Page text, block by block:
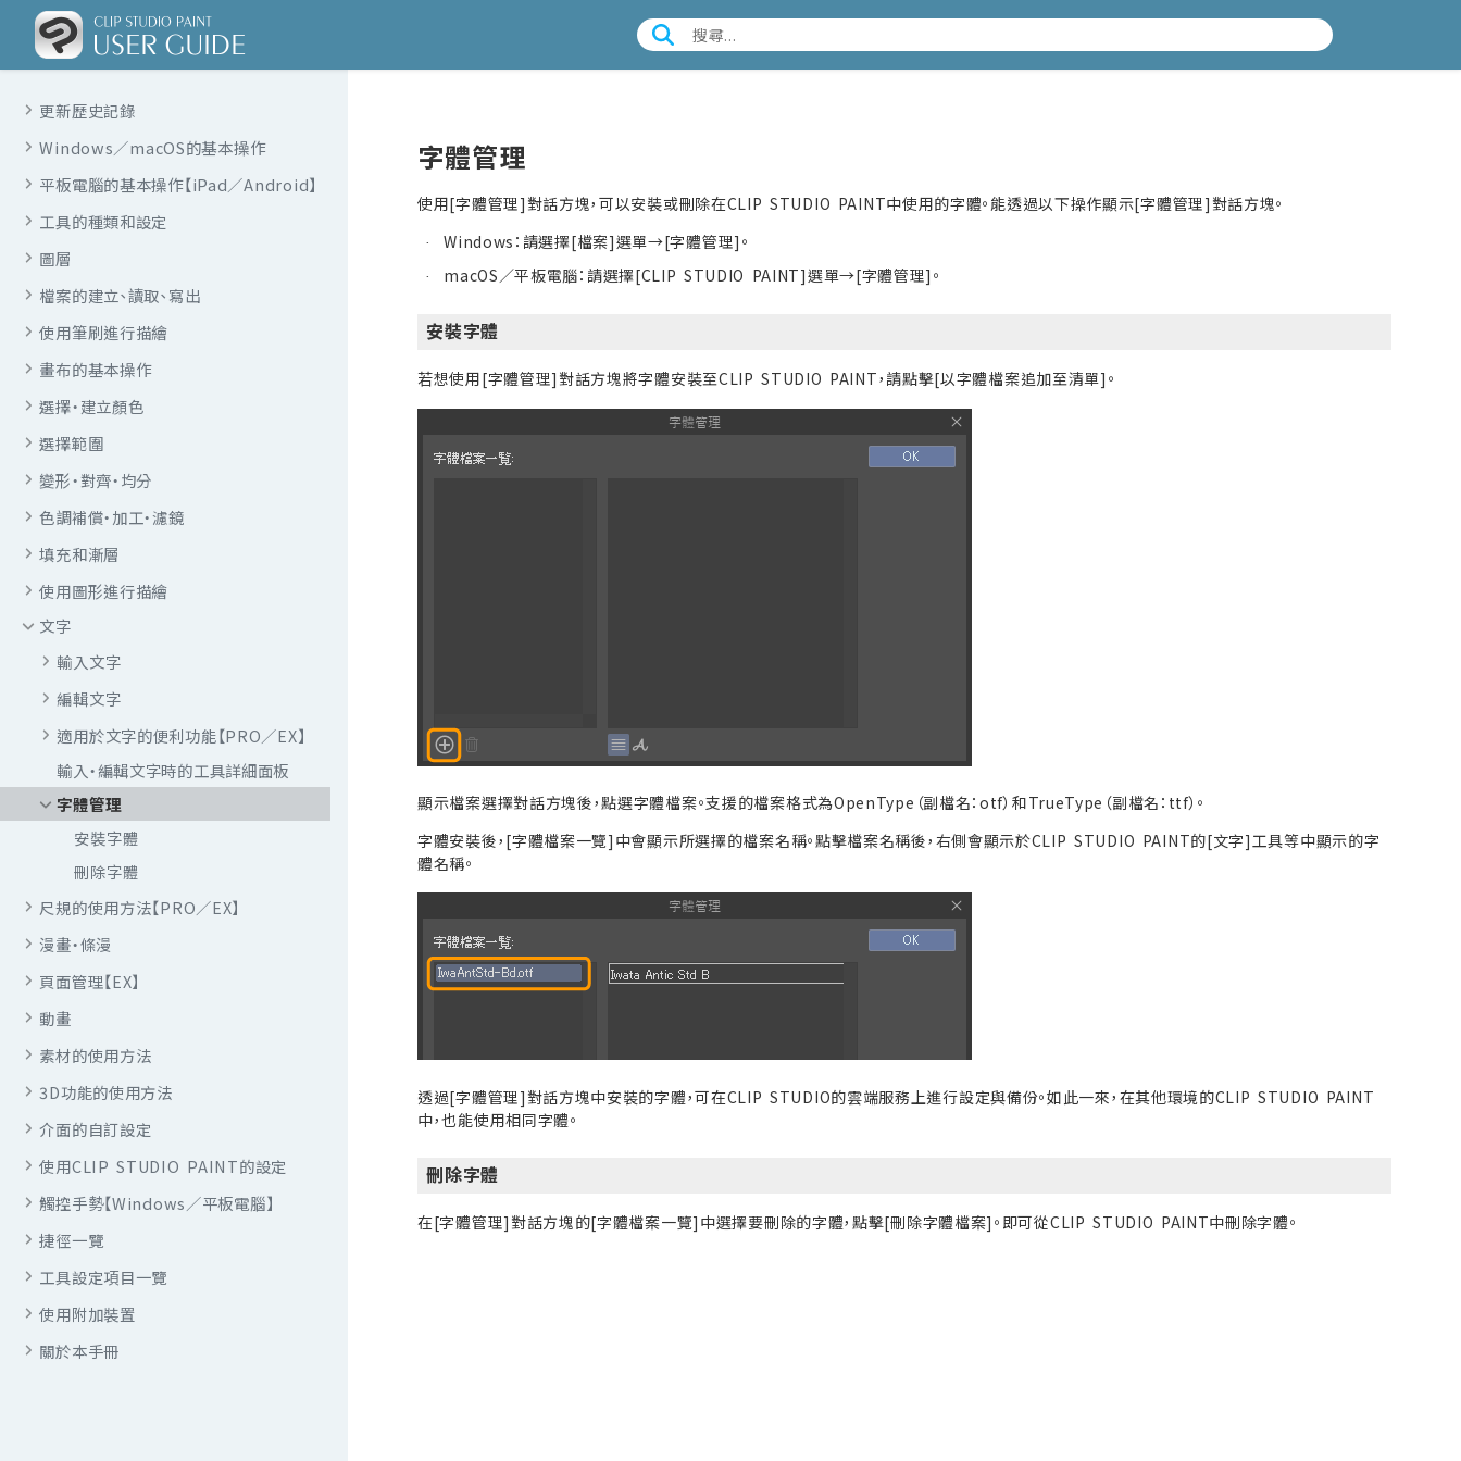
更新歷史記錄
Windows／macOS的基本操作
平板電腦的基本操作【iPad／Android】
工具的種類和設定
圖層
檔案的建立、讀取、寫出
使用筆刷進行描繪
畫布的基本操作
選擇・建立顏色
選擇範圍
變形・對齊・均分
色調補償・加工・濾鏡
填充和漸層
使用圖形進行描繪
文字
輸入文字
編輯文字
適用於文字的便利功能【PRO／EX】
輸入・編輯文字時的工具詳細面板
字體管理
安裝字體
刪除字體
尺規的使用方法【PRO／EX】
漫畫・條漫
頁面管理【EX】
動畫
素材的使用方法
3D功能的使用方法
介面的自訂設定
使用CLIP STUDIO PAINT的設定
觸控手勢【Windows／平板電腦】
捷徑一覽
工具設定項目一覽
使用附加裝置
關於本手冊
字體管理
使用[字體管理]對話方塊，可以安裝或刪除在CLIP STUDIO PAINT中使用的字體。能透過以下操作顯示[字體管理]對話方塊。
· Windows：請選擇[檔案]選單→[字體管理]。
· macOS／平板電腦：請選擇[CLIP STUDIO PAINT]選單→[字體管理]。
安裝字體
若想使用[字體管理]對話方塊將字體安裝至CLIP STUDIO PAINT，請點擊[以字體檔案追加至清單]。
顯示檔案選擇對話方塊後，點選字體檔案。支援的檔案格式為OpenType（副檔名：otf）和TrueType（副檔名：ttf）。
字體安裝後，[字體檔案一覽]中會顯示所選擇的檔案名稱。點擊檔案名稱後，右側會顯示於CLIP STUDIO PAINT的[文字]工具等中顯示的字
體名稱。
透過[字體管理]對話方塊中安裝的字體，可在CLIP STUDIO的雲端服務上進行設定與備份。如此一來，在其他環境的CLIP STUDIO PAINT
中，也能使用相同字體。
刪除字體
在[字體管理]對話方塊的[字體檔案一覽]中選擇要刪除的字體，點擊[刪除字體檔案]。即可從CLIP STUDIO PAINT中刪除字體。